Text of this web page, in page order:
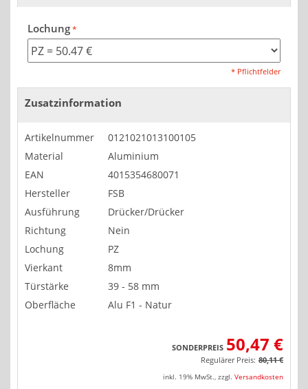
Lochung
* Pflichtfelder
Zusatzinformation
Artikelnummer
0121021013100105
Material
Aluminium
EAN
4015354680071
Hersteller
FSB
Ausführung
Drücker/Drücker
Richtung
Nein
Lochung
PZ
Vierkant
8mm
Türstärke
39 - 58 mm
Oberfläche
Alu F1 - Natur
SONDERPREIS 50,47 €
Regulärer Preis: 80,11 €
inkl. 19% MwSt., zzgl. Versandkosten